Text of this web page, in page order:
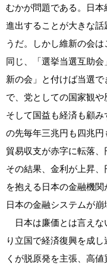
むかが問題である。日
進出することが大きな
うだ。しかし維新の会
同じ、「選挙当選互助
新の会」と付けば当選
で、党としての国家観や
そして国益も経済も顧
の先毎年三兆円も四兆円
貿易収支が赤字に転落、
その結果、金利が上昇
を抱える日本の金融機関
日本の金融システムが崩
日本は廉価とは言えな
り立国で経済復興を成
くが脱原発を主張、高